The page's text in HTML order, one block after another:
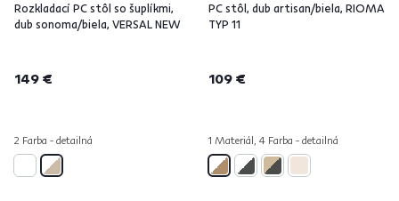
Rozkladací PC stôl so šuplíkmi,
dub sonoma/biela, VERSAL NEW
149 €
2 Farba - detailná
PC stôl, dub artisan/biela, RIOMA
TYP 11
109 €
1 Materiál, 4 Farba - detailná